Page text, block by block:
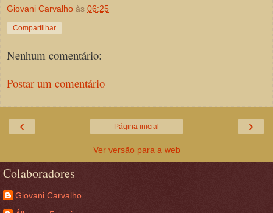
Giovani Carvalho às 06:25
Compartilhar
Nenhum comentário:
Postar um comentário
‹ ›
Página inicial
Ver versão para a web
Colaboradores
Giovani Carvalho